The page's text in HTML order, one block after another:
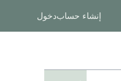
إنشاء حسابدخول